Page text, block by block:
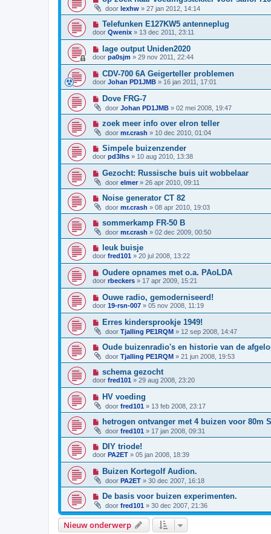
door lexhw » 27 jan 2012, 14:14
Telefunken E127KW5 antenneplug
door Qwenix » 13 dec 2011, 23:11
lage output Uniden2020
door pa0sjm » 29 nov 2011, 22:44
CDV-700 6A Geigerteller problemen
door Johan PD1JMB » 16 jan 2011, 17:01
Dove FRG-7
door Johan PD1JMB » 02 mei 2008, 19:47
zoek meer info over elron teller
door mr.crash » 10 dec 2010, 01:04
Simpele buizenzender
door pd3lhs » 10 aug 2010, 13:38
Gezocht: Russische buis uit wobbelaar
door elmer » 26 apr 2010, 09:11
Noise generator CT 82
door mr.crash » 08 apr 2010, 19:03
sommerkamp FR-50 B
door mr.crash » 02 dec 2009, 00:50
leuk buisje
door fred101 » 20 jul 2008, 13:22
Oudere opnames met o.a. PAoLDA
door rbeckers » 17 apr 2009, 15:21
Ouwe radio, gemoderniseerd!
door 19-rsn-007 » 05 nov 2008, 11:19
Erres kindersprookje 1949!
door Tjalling PE1RQM » 12 sep 2008, 14:47
Oude buizenradio's en historie van de
door Tjalling PE1RQM » 21 jun 2008, 19:53
schema gezocht
door fred101 » 29 aug 2008, 23:20
HV voeding
door fred101 » 13 feb 2008, 23:17
hetrogen ontvanger met 4 buizen voor 80m
door fred101 » 17 jan 2008, 09:31
DIY triode!
door PA2ET » 05 jan 2008, 18:39
Buizen Kortegolf Audion.
door PA2ET » 30 dec 2007, 16:18
De basis voor buizen experimenten.
door fred101 » 30 dec 2007, 21:36
Nieuw onderwerp